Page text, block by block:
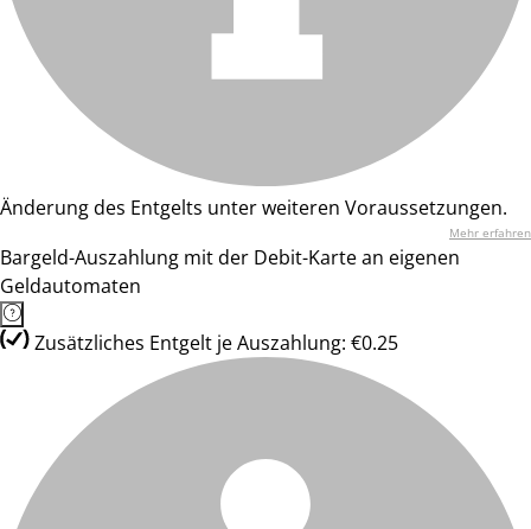
Änderung des Entgelts unter weiteren Voraussetzungen.
Mehr erfahren
Bargeld-Auszahlung mit der Debit-Karte an eigenen
Geldautomaten
Zusätzliches Entgelt je Auszahlung: €0.25